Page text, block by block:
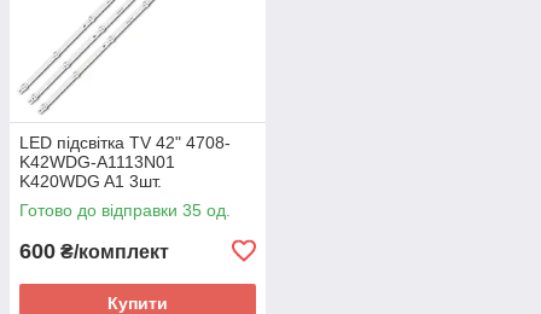
LED підсвітка TV 42" 4708-
K42WDG-A1113N01
K420WDG A1 3шт.
Готово до відправки 35 од.
600 ₴/комплект
Купити